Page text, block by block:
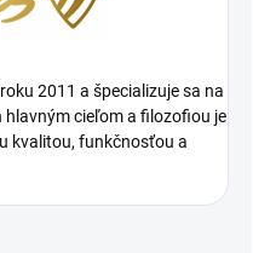
2011 a špecializuje sa na
cieľom a filozofiou je
kvalitou, funkčnosťou a